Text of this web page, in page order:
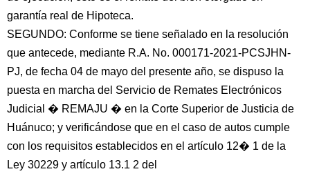
garantía real de Hipoteca.
SEGUNDO: Conforme se tiene señalado en la resolución
que antecede, mediante R.A. No. 000171-2021-PCSJHN-
PJ, de fecha 04 de mayo del presente año, se dispuso la
puesta en marcha del Servicio de Remates Electrónicos
Judicial � REMAJU � en la Corte Superior de Justicia de
Huánuco; y verificándose que en el caso de autos cumple
con los requisitos establecidos en el artículo 12� 1 de la
Ley 30229 y artículo 13.1 2 del